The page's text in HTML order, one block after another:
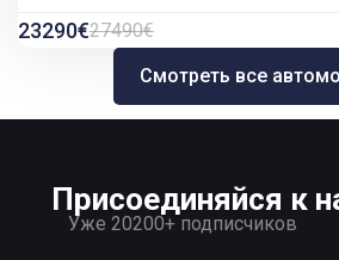
23290€27490€
Смотреть все
Присоединяйся к
Уже 20200+ подписчиков